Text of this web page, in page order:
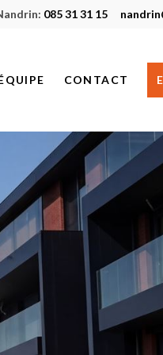
085 31 31 15
CONTACT
NANDRIN
JE RECHERCHE